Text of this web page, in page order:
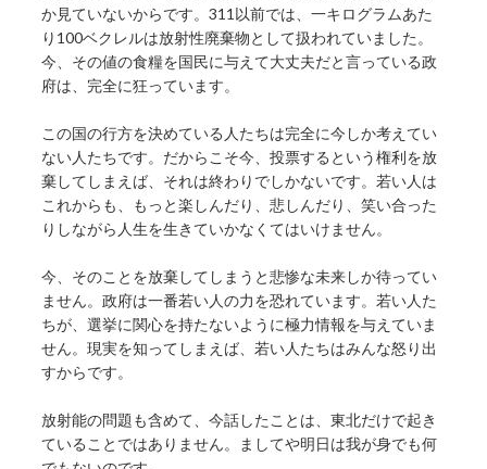
か見ていないからです。311以前では、一キログラムあた
り100ベクレルは放射性廃棄物として扱われていました。
今、その値の食糧を国民に与えて大丈夫だと言っている政
府は、完全に狂っています。
この国の行方を決めている人たちは完全に今しか考えてい
ない人たちです。だからこそ今、投票するという権利を放
棄してしまえば、それは終わりでしかないです。若い人は
これからも、もっと楽しんだり、悲しんだり、笑い合った
りしながら人生を生きていかなくてはいけません。
今、そのことを放棄してしまうと悲惨な未来しか待ってい
ません。政府は一番若い人の力を恐れています。若い人た
ちが、選挙に関心を持たないように極力情報を与えていま
せん。現実を知ってしまえば、若い人たちはみんな怒り出
すからです。
放射能の問題も含めて、今話したことは、東北だけで起き
ていることではありません。ましてや明日は我が身でも何